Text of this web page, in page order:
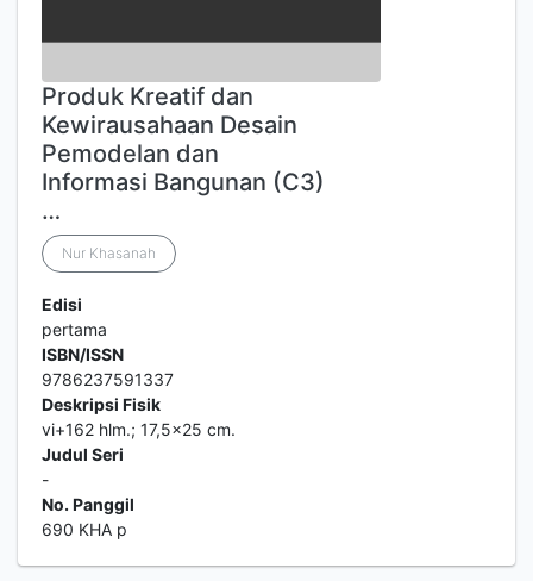
Produk Kreatif dan
Kewirausahaan Desain
Pemodelan dan
Informasi Bangunan (C3)
…
Nur Khasanah
Edisi
pertama
ISBN/ISSN
9786237591337
Deskripsi Fisik
vi+162 hlm.; 17,5x25 cm.
Judul Seri
-
No. Panggil
690 KHA p